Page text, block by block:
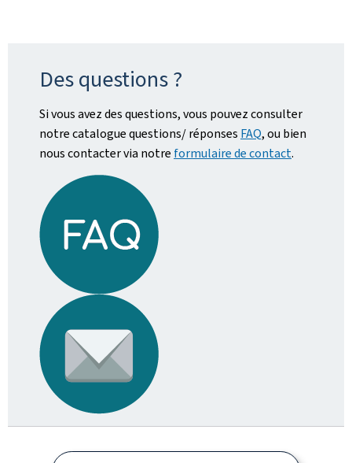
Des questions ?
Si vous avez des questions, vous pouvez consulter
notre catalogue questions/ réponses FAQ, ou bien
nous contacter via notre formulaire de contact.